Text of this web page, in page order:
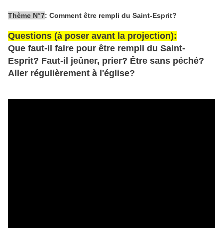
Thème N°7: Comment être rempli du Saint-Esprit?
Questions (à poser avant la projection):
Que faut-il faire pour être rempli du Saint-
Esprit? Faut-il jeûner, prier? Être sans péché?
Aller régulièrement à l'église?